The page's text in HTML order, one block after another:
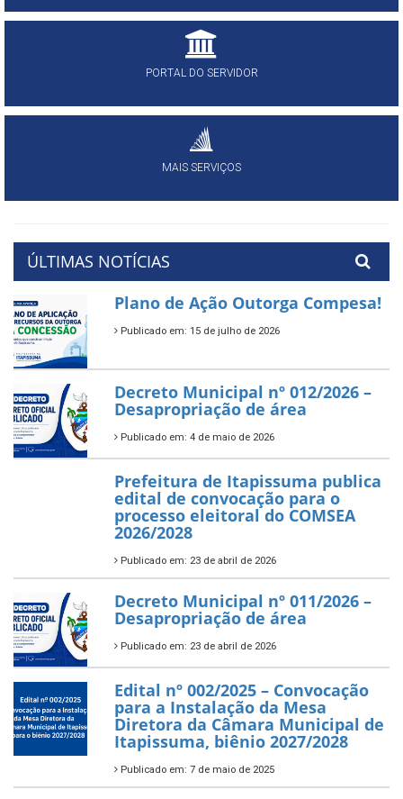
PORTAL DO SERVIDOR
MAIS SERVIÇOS
ÚLTIMAS NOTÍCIAS
Plano de Ação Outorga Compesa!
Publicado em: 15 de julho de 2026
Decreto Municipal nº 012/2026 –
Desapropriação de área
Publicado em: 4 de maio de 2026
Prefeitura de Itapissuma publica
edital de convocação para o
processo eleitoral do COMSEA
2026/2028
Publicado em: 23 de abril de 2026
Decreto Municipal nº 011/2026 –
Desapropriação de área
Publicado em: 23 de abril de 2026
Edital nº 002/2025 – Convocação
para a Instalação da Mesa
Diretora da Câmara Municipal de
Itapissuma, biênio 2027/2028
Publicado em: 7 de maio de 2025